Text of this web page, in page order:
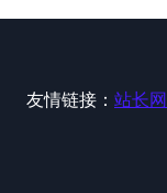
友情链接： 站长网